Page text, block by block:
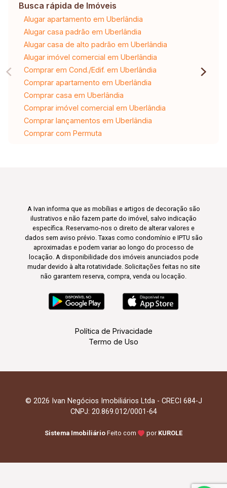
Busca rápida de Imóveis
Alugar apartamento em Uberlândia
Alugar casa padrão em Uberlândia
Alugar casa de alto padrão em Uberlândia
Alugar imóvel comercial em Uberlândia
Comprar em Cond./Edif. em Uberlândia
Comprar apartamento em Uberlândia
Comprar casa em Uberlândia
Comprar imóvel comercial em Uberlândia
Comprar lançamentos em Uberlândia
Comprar com Permuta
A Ivan informa que as mobílias e artigos de decoração são
ilustrativos e não fazem parte do imóvel, salvo indicação
específica. Reservamo-nos o direito de alterar valores e
dados sem aviso prévio. Taxas como condomínio e IPTU são
aproximadas e podem variar ao longo do processo de
locação. A disponibilidade dos imóveis anunciados pode
mudar devido à alta rotatividade. Solicitações feitas no site
não garantem reserva, compra, venda ou locação.
Política de Privacidade
Termo de Uso
© 2026 Ivan Negócios Imobiliários Ltda - CRECI 684-J
CNPJ: 20.869.012/0001-64
Sistema Imobiliário Feito com por KUROLE